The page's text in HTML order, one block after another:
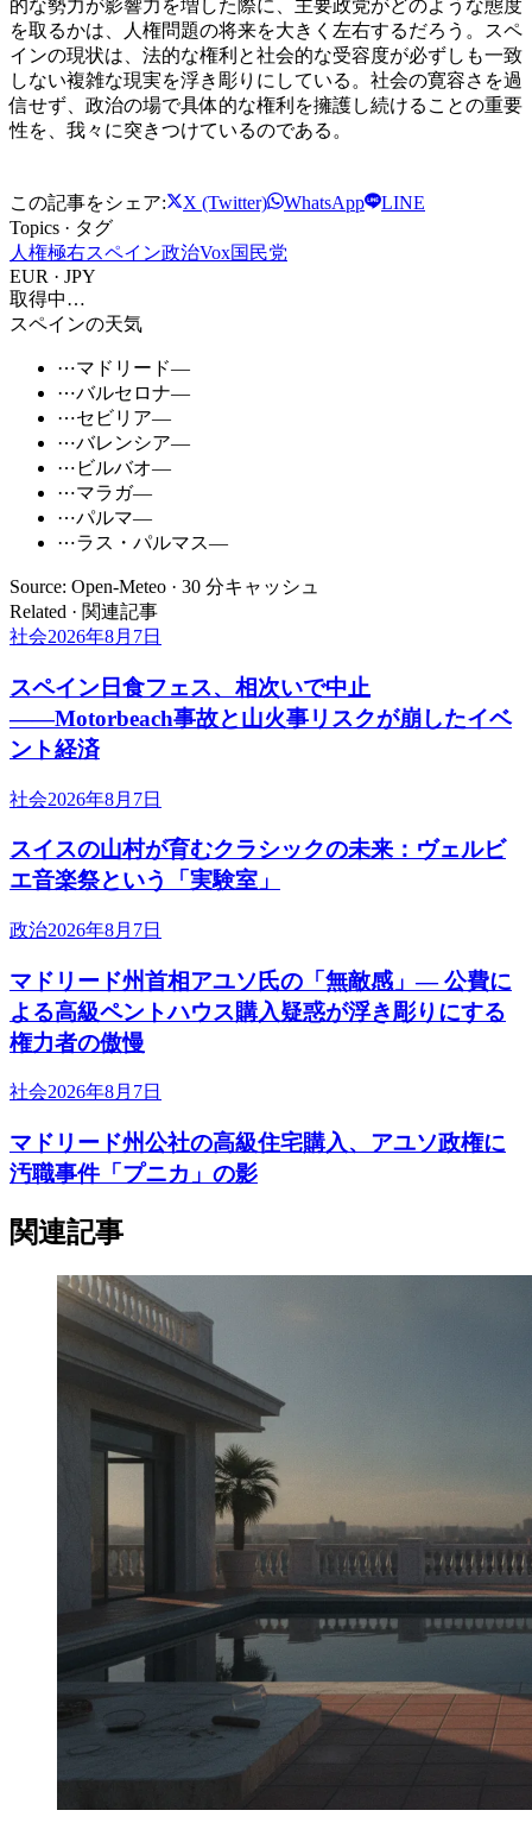
的な勢力が影響力を増した際に、主要政党がどのような態度
を取るかは、人権問題の将来を大きく左右するだろう。スペ
インの現状は、法的な権利と社会的な受容度が必ずしも一致
しない複雑な現実を浮き彫りにしている。社会の寛容さを過
信せず、政治の場で具体的な権利を擁護し続けることの重要
性を、我々に突きつけているのである。
この記事をシェア: X (Twitter) WhatsApp
LINE
Topics · タグ
人権極右スペイン政治Vox国民党
EUR · JPY
取得中…
スペインの天気
⋯マドリード—
⋯バルセロナ—
⋯セビリア—
⋯バレンシア—
⋯ ビルバオ—
⋯マラガ—
⋯パルマ—
⋯ラス・パルマス—
Source: Open-Meteo · 30 分キャッシュ
Related · 関連記事
社会2026年8月7日
スペイン日食フェス、相次いで中止
――Motorbeach事故と山火事リスクが崩したイベ
ント経済
社会2026年8月7日
スイスの山村が育むクラシックの未来：ヴェルビ
エ音楽祭という「実験室」
政治2026年8月7日
マドリード州首相アユソ氏の「無敵感」— 公費に
よる高級ペントハウス購入疑惑が浮き彫りにする
権力者の傲慢
社会2026年8月7日
マドリード州公社の高級住宅購入、アユソ政権に
汚職事件「プニカ」の影
関連記事